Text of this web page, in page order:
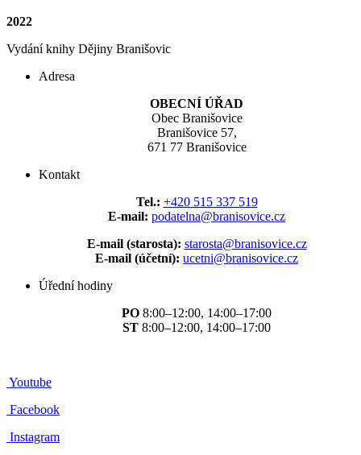
2022
Vydání knihy Dějiny Branišovic
Adresa
OBECNÍ ÚŘAD
Obec Branišovice
Branišovice 57,
671 77 Branišovice
Kontakt
Tel.: +420 515 337 519
E-mail: podatelna@branisovice.cz
E-mail (starosta): starosta@branisovice.cz
E-mail (účetní): ucetni@branisovice.cz
Úřední hodiny
PO 8:00–12:00, 14:00–17:00
ST 8:00–12:00, 14:00–17:00
Youtube
Facebook
Instagram